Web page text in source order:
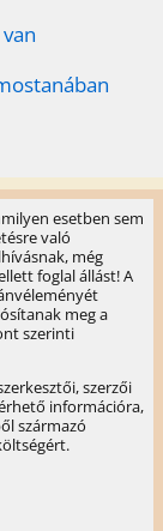
esetben sem
való
még
foglal állást! A
meg a
szerinti
szerzői
információra,
származó